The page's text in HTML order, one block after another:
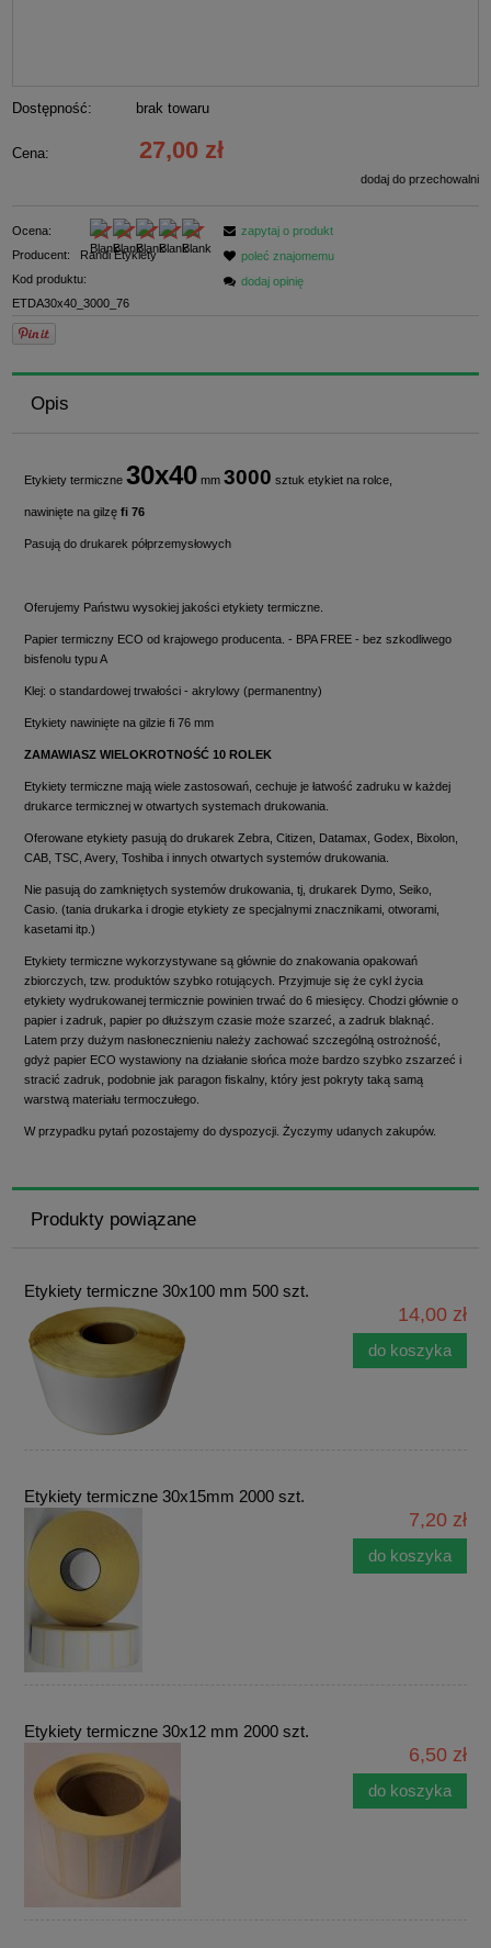
Dostępność: brak towaru
Cena: 27,00 zł
dodaj do przechowalni
Ocena:
Producent:
Randi Etykiety
Kod produktu:
ETDA30x40_3000_76
zapytaj o produkt
poleć znajomemu
dodaj opinię
Opis
Etykiety termiczne 30x40 mm 3000 sztuk etykiet na rolce,
nawinięte na gilzę fi 76
Pasują do drukarek półprzemysłowych
Oferujemy Państwu wysokiej jakości etykiety termiczne.
Papier termiczny ECO od krajowego producenta. - BPA FREE - bez szkodliwego
bisfenolu typu A
Klej: o standardowej trwałości - akrylowy (permanentny)
Etykiety nawinięte na gilzie fi 76 mm
ZAMAWIASZ WIELOKROTNOŚĆ 10 ROLEK
Etykiety termiczne mają wiele zastosowań, cechuje je łatwość zadruku w każdej
drukarce termicznej w otwartych systemach drukowania.
Oferowane etykiety pasują do drukarek Zebra, Citizen, Datamax, Godex, Bixolon,
CAB, TSC, Avery, Toshiba i innych otwartych systemów drukowania.
Nie pasują do zamkniętych systemów drukowania, tj, drukarek Dymo, Seiko,
Casio. (tania drukarka i drogie etykiety ze specjalnymi znacznikami, otworami,
kasetami itp.)
Etykiety termiczne wykorzystywane są głównie do znakowania opakowań
zbiorczych, tzw. produktów szybko rotujących. Przyjmuje się że cykl życia
etykiety wydrukowanej termicznie powinien trwać do 6 miesięcy. Chodzi głównie o
papier i zadruk, papier po dłuższym czasie może szarzeć, a zadruk blaknąć.
Latem przy dużym nasłonecznieniu należy zachować szczególną ostrożność,
gdyż papier ECO wystawiony na działanie słońca może bardzo szybko zszarzeć i
stracić zadruk, podobnie jak paragon fiskalny, który jest pokryty taką samą
warstwą materiału termoczułego.
W przypadku pytań pozostajemy do dyspozycji. Życzymy udanych zakupów.
Produkty powiązane
Etykiety termiczne 30x100 mm 500 szt.
14,00 zł
do koszyka
Etykiety termiczne 30x15mm 2000 szt.
7,20 zł
do koszyka
Etykiety termiczne 30x12 mm 2000 szt.
6,50 zł
do koszyka